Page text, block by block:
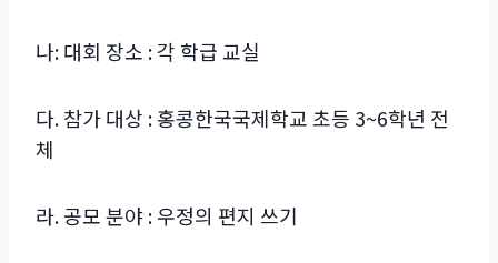
나: 대회 장소 : 각 학급 교실
다. 참가 대상 : 홍콩한국국제학교 초등 3~6학년 전
체
라. 공모 분야 : 우정의 편지 쓰기